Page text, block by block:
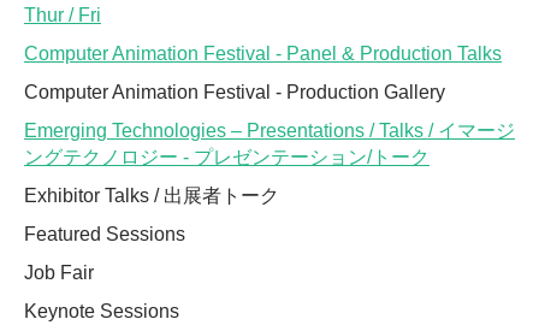
Thur / Fri
Computer Animation Festival - Panel & Production Talks
Computer Animation Festival - Production Gallery
Emerging Technologies – Presentations / Talks / イマージ
ングテクノロジー - プレゼンテーション/トーク
Exhibitor Talks / 出展者トーク
Featured Sessions
Job Fair
Keynote Sessions